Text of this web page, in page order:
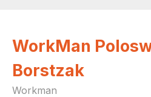
WorkMan
Borstzak
Workman